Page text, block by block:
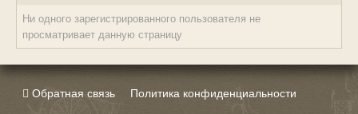
Ни одного зарегистрированного пользователя не
просматривает данную страницу
Обратная связь Политика конфиденциальности